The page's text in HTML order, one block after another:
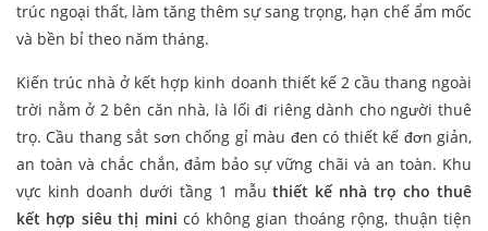
trúc ngoại thất, làm tăng thêm sự sang trọng, hạn chế ẩm mốc
và bền bỉ theo năm tháng.
Kiến trúc nhà ở kết hợp kinh doanh thiết kế 2 cầu thang ngoài
trời nằm ở 2 bên căn nhà, là lối đi riêng dành cho người thuê
trọ. Cầu thang sắt sơn chống gỉ màu đen có thiết kế đơn giản,
an toàn và chắc chắn, đảm bảo sự vững chãi và an toàn. Khu
vực kinh doanh dưới tầng 1 mẫuthiết kế nhà trọ cho thuê
kết hợp siêu thị minicó không gian thoáng rộng, thuận tiện